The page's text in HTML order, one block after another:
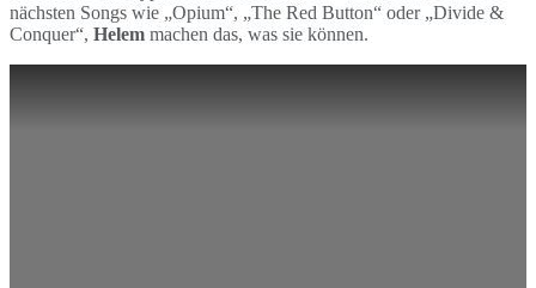
nächsten Songs wie „Opium“, „The Red Button“ oder „Divide &
Conquer“, Helem machen das, was sie können.